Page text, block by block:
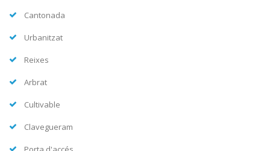
Cantonada
Urbanitzat
Reixes
Arbrat
Cultivable
Clavegueram